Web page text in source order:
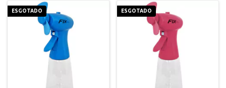
ESGOTADO ESGOTADO